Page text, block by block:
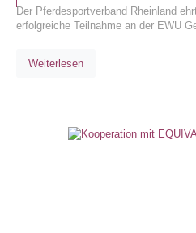
Der Pferdesportverband Rheinland
erfolgreiche Teilnahme an der EWU
Weiterlesen